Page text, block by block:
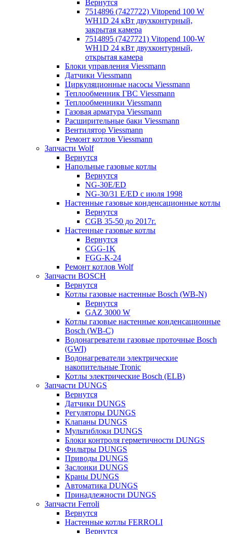
Вернутся
7514896 (7427722) Vitopend 100 W
WH1D 24 кВт двухконтурный,
закрытая камера
7514895 (7427721) Vitopend 100-W
WH1D 24 кВт двухконтурный,
открытая камера
Блоки управления Viessmann
Датчики Viessmann
Циркуляционные насосы Viessmann
Теплообменник ГВС Viessmann
Теплообменники Viessmann
Газовая арматура Viessmann
Расширительные баки Viessmann
Вентилятор Viessmann
Ремонт котлов Viessmann
Запчасти Wolf
Вернутся
Напольные газовые котлы
Вернутся
NG-30E/ED
NG-30/31 E/ED с июля 1998
Настенные газовые конденсационные котлы
Вернутся
CGB 35-50 до 2017г.
Настенные газовые котлы
Вернутся
CGG-1K
FGG-K-24
Ремонт котлов Wolf
Запчасти BOSCH
Вернутся
Котлы газовые настенные Bosch (WB-N)
Вернутся
GAZ 3000 W
Котлы газовые настенные конденсационные
Bosch (WB-C)
Водонагреватели газовые проточные Bosch
(GWI)
Водонагреватели электрические
накопительные Tronic
Котлы электрические Bosch (ELB)
Запчасти DUNGS
Вернутся
Датчики DUNGS
Регуляторы DUNGS
Клапаны DUNGS
Мультиблоки DUNGS
Блоки контроля герметичности DUNGS
Фильтры DUNGS
Приводы DUNGS
Заслонки DUNGS
Краны DUNGS
Автоматика DUNGS
Принадлежности DUNGS
Запчасти Ferroli
Вернутся
Настенные котлы FERROLI
Вернутся